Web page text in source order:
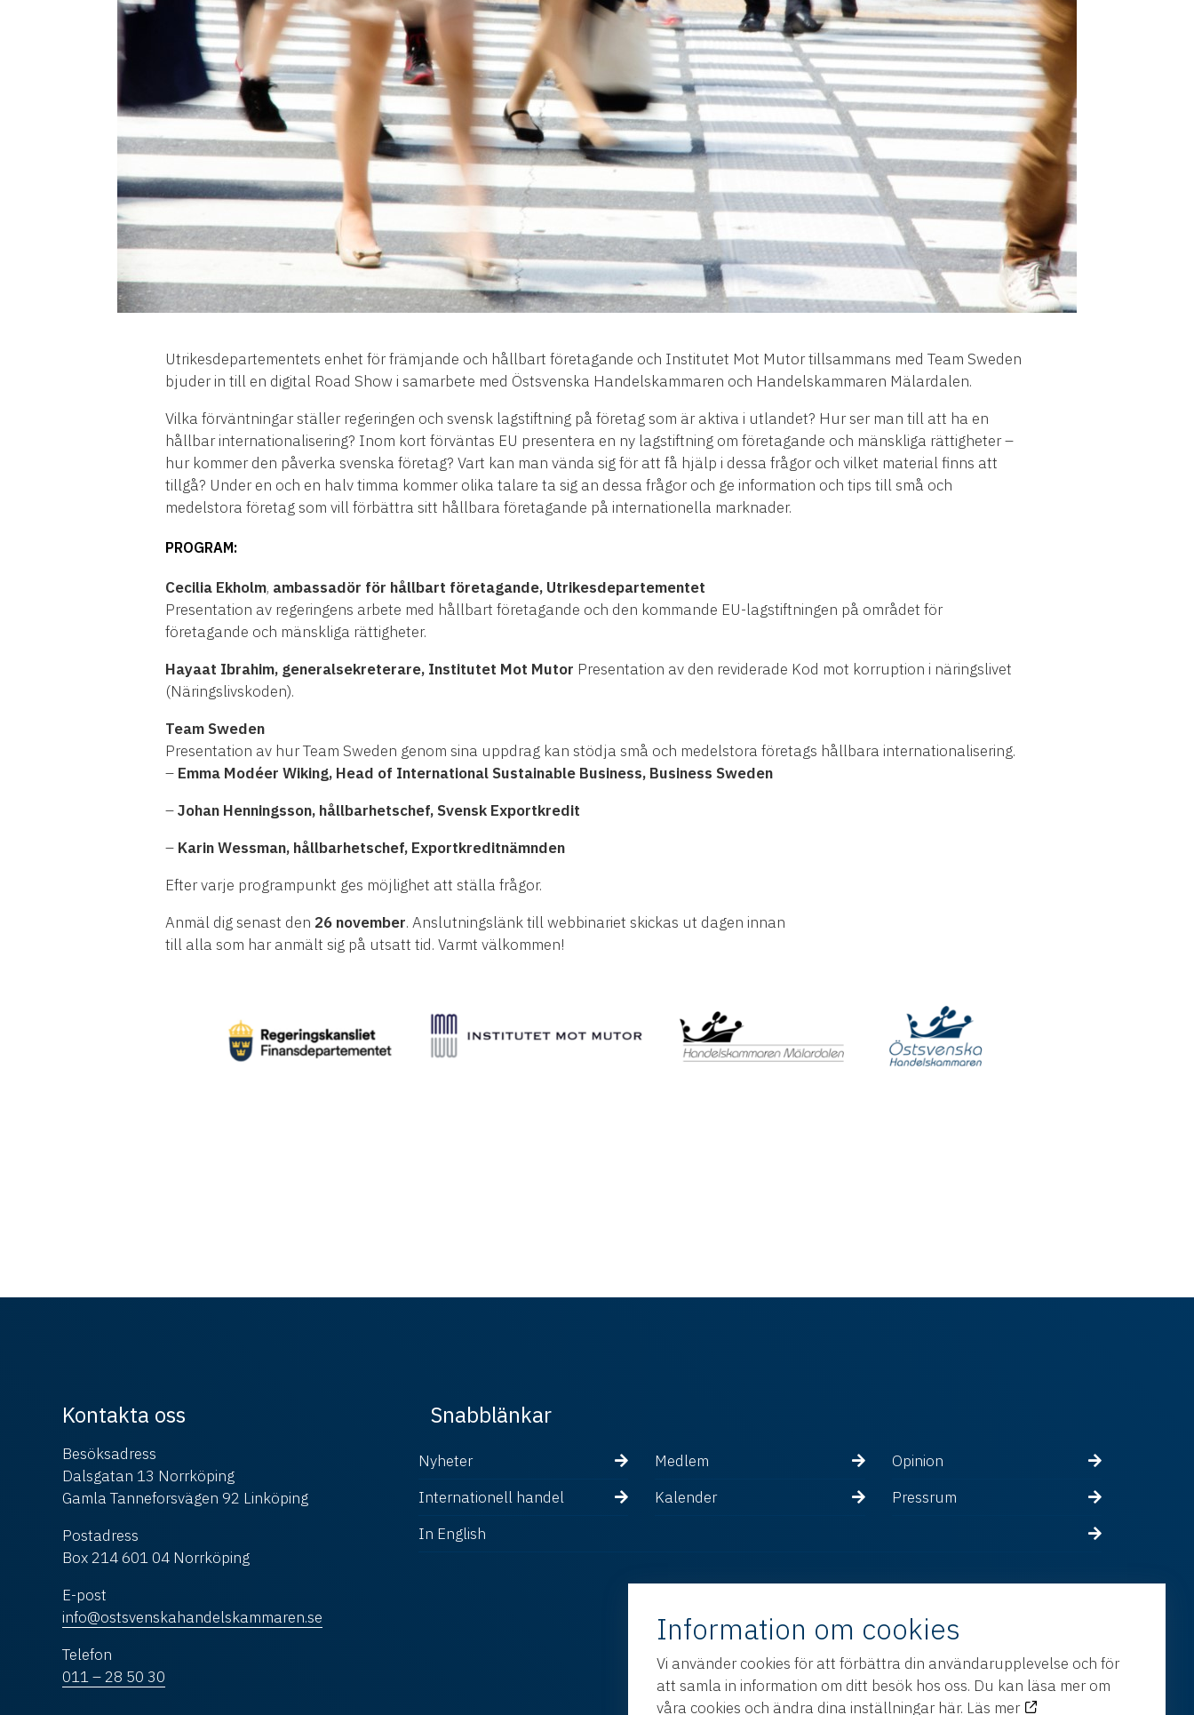
Utrikesdepartementets enhet för främjande och hållbart företagande och Institutet Mot Mutor tillsammans med Team Sweden
bjuder in till en digital Road Show i samarbete med Östsvenska Handelskammaren och Handelskammaren Mälardalen.
Vilka förväntningar ställer regeringen och svensk lagstiftning på företag som är aktiva i utlandet? Hur ser man till att ha en
hållbar internationalisering? Inom kort förväntas EU presentera en ny lagstiftning om företagande och mänskliga rättigheter –
hur kommer den påverka svenska företag? Vart kan man vända sig för att få hjälp i dessa frågor och vilket material finns att
tillgå? Under en och en halv timma kommer olika talare ta sig an dessa frågor och ge information och tips till små och
medelstora företag som vill förbättra sitt hållbara företagande på internationella marknader.
PROGRAM:
Cecilia Ekholm, ambassadör för hållbart företagande, Utrikesdepartementet
Presentation av regeringens arbete med hållbart företagande och den kommande EU-lagstiftningen på området för
företagande och mänskliga rättigheter.
Hayaat Ibrahim, generalsekreterare, Institutet Mot Mutor Presentation av den reviderade Kod mot korruption i näringslivet
(Näringslivskoden).
Team Sweden
Presentation av hur Team Sweden genom sina uppdrag kan stödja små och medelstora företags hållbara internationalisering.
– Emma Modéer Wiking, Head of International Sustainable Business, Business Sweden
–Johan Henningsson, hållbarhetschef, Svensk Exportkredit
– Karin Wessman, hållbarhetschef, Exportkreditnämnden
Efter varje programpunkt ges möjlighet att ställa frågor.
Anmäl dig senast den 26 november. Anslutningslänk till webbinariet skickas ut dagen innan
till alla som har anmält sig på utsatt tid. Varmt välkommen!
Kontakta oss
Besöksadress
Dalsgatan 13 Norrköping
Gamla Tanneforsvägen 92 Linköping
Postadress
Box 214 601 04 Norrköping
E-post
info@ostsvenskahandelskammaren.se
Telefon
011 – 28 50 30
Snabblänkar
Nyheter Medlem
Opinion
Internationell handel
Kalender
Pressrum
In English
Information om cookies
Vi använder cookies för att förbättra din användarupplevelse och för
att samla in information om ditt besök hos oss. Du kan läsa mer om
våra cookies och ändra dina inställningar här. Läs mer